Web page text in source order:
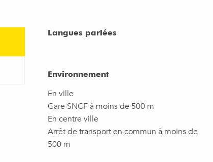
Langues parlées
Langues parlées
Environnement
Environnement
En ville
Gare SNCF à moins de 500 m
En centre ville
Arrêt de transport en commun à moins de
500 m